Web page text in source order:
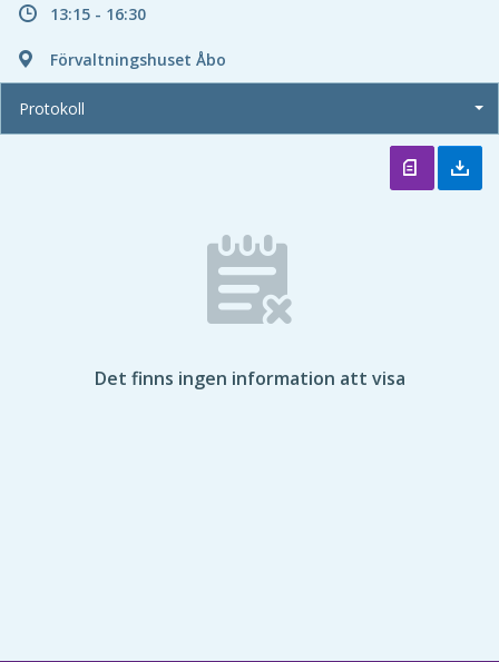
13:15 - 16:30
Förvaltningshuset Åbo
Protokoll
Det finns ingen information att visa